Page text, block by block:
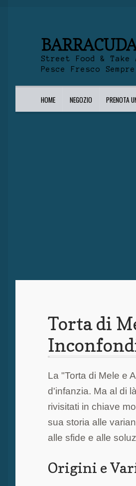
Street Food & Take
Pesce Fresco
HOME NEGOZIO PRENOTA
Torta di
La "Torta di Mele e
d'infanzia. Ma al di
rivisitati in chiave
sua storia alle
alle sfide e alle
Origini e